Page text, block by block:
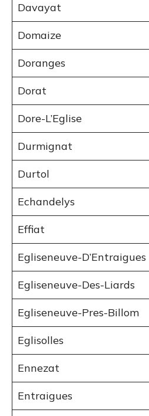
Davayat
Domaize
Doranges
Dorat
Dore-L’Eglise
Durmignat
Durtol
Echandelys
Effiat
Egliseneuve-D’Entraigues
Egliseneuve-Des-Liards
Egliseneuve-Pres-Billom
Eglisolles
Ennezat
Entraigues